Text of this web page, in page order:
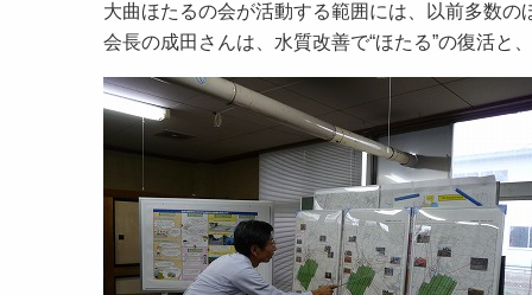
大曲ほたるの会が活動する範囲には、以前多数の
会長の成田さんは、水質改善で“ほたる”の復活